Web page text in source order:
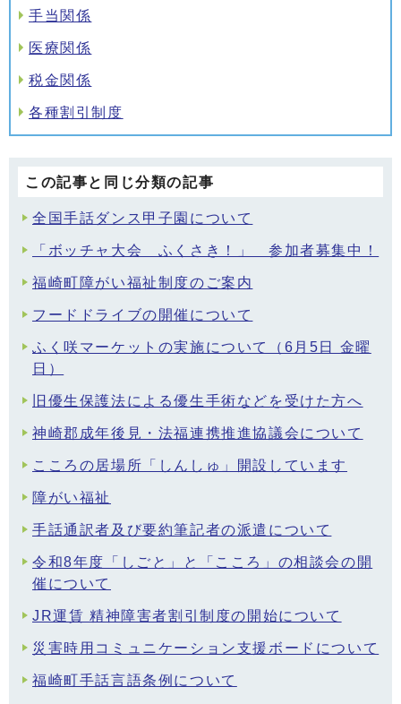
手当関係
医療関係
税金関係
各種割引制度
この記事と同じ分類の記事
全国手話ダンス甲子園について
「ボッチャ大会 ふくさき！」 参加者募集中！
福崎町障がい福祉制度のご案内
フードドライブの開催について
ふく咲マーケットの実施について（6月5日 金曜
日）
旧優生保護法による優生手術などを受けた方へ
神崎郡成年後見・法福連携推進協議会について
こころの居場所「しんしゅ」開設しています
障がい福祉
手話通訳者及び要約筆記者の派遣について
令和8年度「しごと」と「こころ」の相談会の開
催について
JR運賃 精神障害者割引制度の開始について
災害時用コミュニケーション支援ボードについて
福崎町手話言語条例について